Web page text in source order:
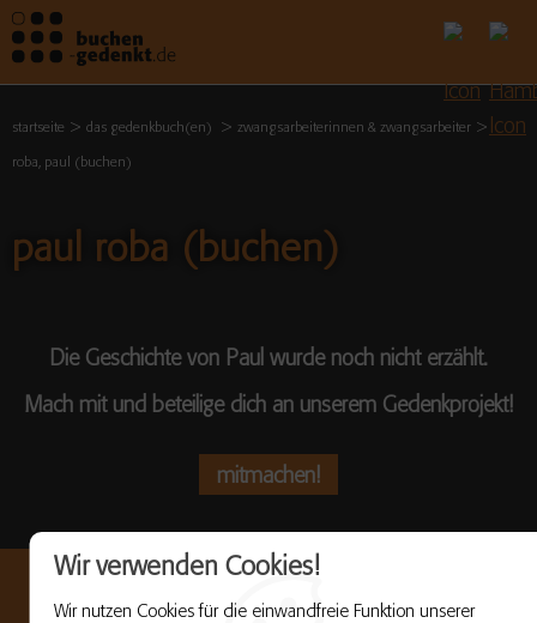
Wir verwenden Cookies!
Wir nutzen Cookies für die einwandfreie Funktion unserer
startseite das gedenkbuch(en) zwangsarbeiterinnen & zwangsarbeiter
roba, paul (buchen)
paul roba (buchen)
Die Geschichte von Paul wurde noch nicht erzählt.
Mach mit und beteilige dich an unserem Gedenkprojekt!
mitmachen!